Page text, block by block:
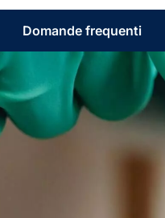
Domande frequenti